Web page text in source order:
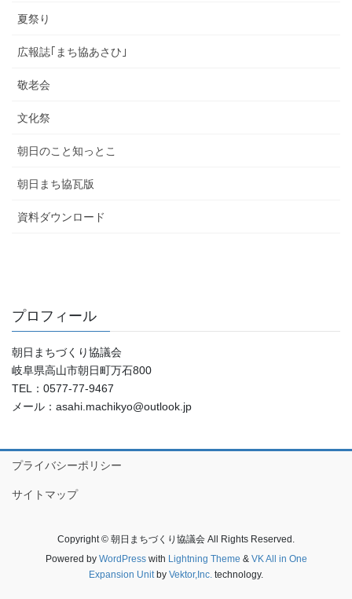
夏祭り
広報誌｢まち協あさひ｣
敬老会
文化祭
朝日のこと知っとこ
朝日まち協瓦版
資料ダウンロード
プロフィール
朝日まちづくり協議会
岐阜県高山市朝日町万石800
TEL：0577-77-9467
メール：asahi.machikyo@outlook.jp
プライバシーポリシー
サイトマップ
Copyright © 朝日まちづくり協議会 All Rights Reserved.
Powered by WordPresswith Lightning Theme & VK All in One
Expansion Unit by Vektor,Inc. technology.